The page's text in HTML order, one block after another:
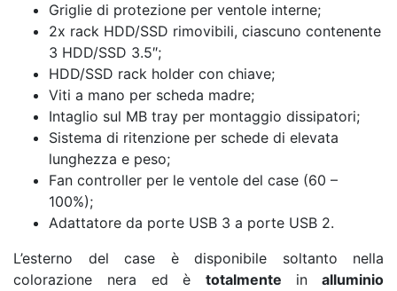
Griglie di protezione per ventole interne;
2x rack HDD/SSD rimovibili, ciascuno contenente
3 HDD/SSD 3.5″;
HDD/SSD rack holder con chiave;
Viti a mano per scheda madre;
Intaglio sul MB tray per montaggio dissipatori;
Sistema di ritenzione per schede di elevata
lunghezza e peso;
Fan controller per le ventole del case (60 –
100%);
Adattatore da porte USB 3 a porte USB 2.
L’esterno del case è disponibile soltanto nella
colorazione nera ed ètotalmente in alluminio